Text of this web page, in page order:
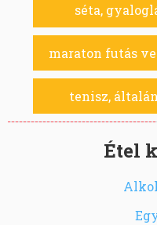
séta,
maraton futás
tenisz,
Étel